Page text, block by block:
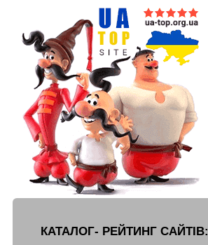
КАТАЛОГ- РЕЙТИНГ САЙТІВ: